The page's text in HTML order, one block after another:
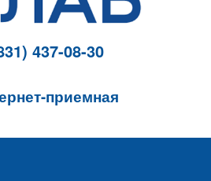
437-08-30
приемная